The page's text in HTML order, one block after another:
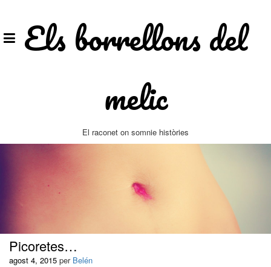
contingutEls borrellons del
melic
El raconet on somnie històries
Picoretes…
agost 4, 2015 per Belén